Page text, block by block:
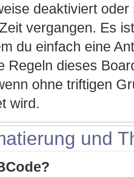
deaktiviert
vergangen. Es
du einfach eine
Regeln dieses
ohne triftigen
wird.
und